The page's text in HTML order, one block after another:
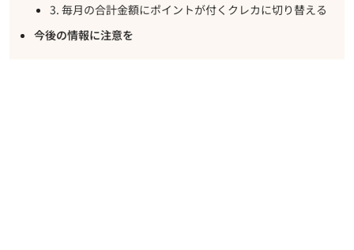
3. 毎月の合計金額にポイントが付くクレカに切り替える
今後の情報に注意を